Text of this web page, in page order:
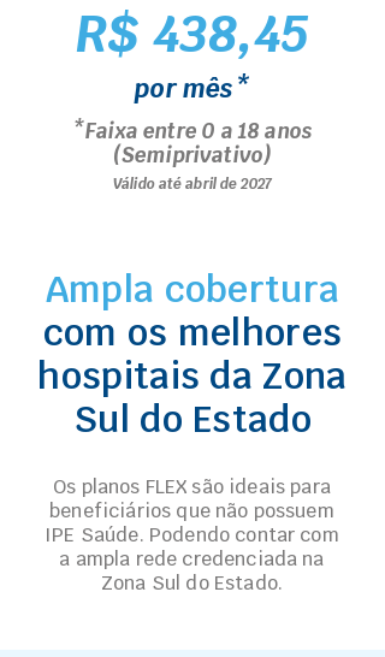
R$ 438,45
por mês*
*Faixa entre 0 a 18 anos
(Semiprivativo)
Válido até abril de 2027
Ampla cobertura
com os melhores
hospitais da Zona
Sul do Estado
Os planos FLEX são ideais para
beneficiários que não possuem
IPE Saúde. Podendo contar com
a ampla rede credenciada na
Zona Sul do Estado.